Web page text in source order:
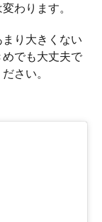
わります。
り大きくない
でも大丈夫で
さい。